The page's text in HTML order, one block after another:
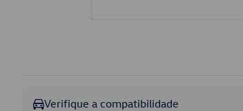
Verifique a compatibilidade